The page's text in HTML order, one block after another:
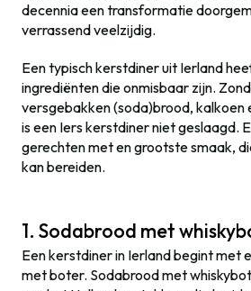
decennia een transformatie
verrassend veelzijdig.
Een typisch kerstdiner uit Ierland
ingrediënten die onmisbaar zijn.
versgebakken (soda)brood, kalkoen
is een Iers kerstdiner niet geslaagd.
gerechten met en grootste smaak,
kan bereiden.
1. Sodabrood met
Een kerstdiner in Ierland begint met
met boter. Sodabrood met